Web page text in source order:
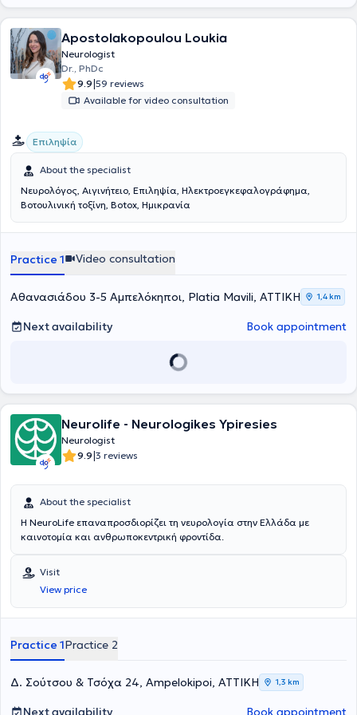
Apostolakopoulou Loukia
Neurologist
Dr., PhDc
9.9|59 reviews
Available for video consultation
Επιληψία
About the specialist
Νευρολόγος, Αιγινήτειο, Επιληψία, Ηλεκτροεγκεφαλογράφημα,
Bοτουλινική τοξίνη, Botox, Ημικρανία
Practice 1 Video consultation
Αθανασιάδου 3-5 Αμπελόκηποι, Platia Mavili, ΑΤΤΙΚΗ 1,4 km
Next availability Book appointment
Neurolife - Neurologikes Ypiresies
Neurologist
9.9|3 reviews
About the specialist
Η NeuroLife επαναπροσδιορίζει τη νευρολογία στην Ελλάδα με
καινοτομία και ανθρωποκεντρική φροντίδα.
Visit
View price
Practice 1Practice 2
Δ. Σούτσου & Τσόχα 24, Ampelokipoi, ΑΤΤΙΚΗ 1,3 km
Next availability Book appointment